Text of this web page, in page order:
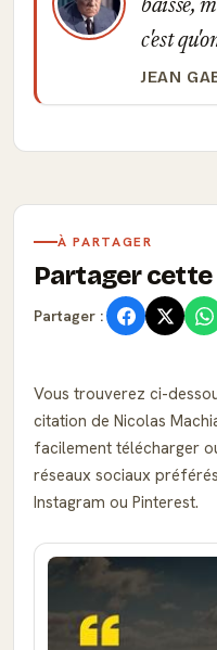
baisse,
c'est
JEAN
À PARTAGER
Partager
Partager :
Vous trouverez ci-
citation de Nicolas
facilement télécharger
réseaux sociaux
Instagram ou Pinterest.